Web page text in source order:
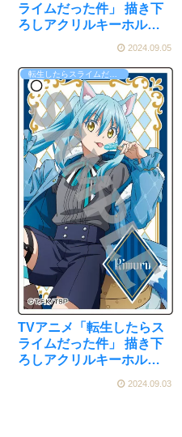
ライムだった件」 描き下
ろしアクリルキーホルダ
ー アリスver. (3)ミリム[メ
メント]が予約受付開始
2024.09.05
転生したらスライムだった件（転スラ）
TVアニメ「転生したらス
ライムだった件」 描き下
ろしアクリルキーホルダ
ディコス・エンタテイン
2024.09.03